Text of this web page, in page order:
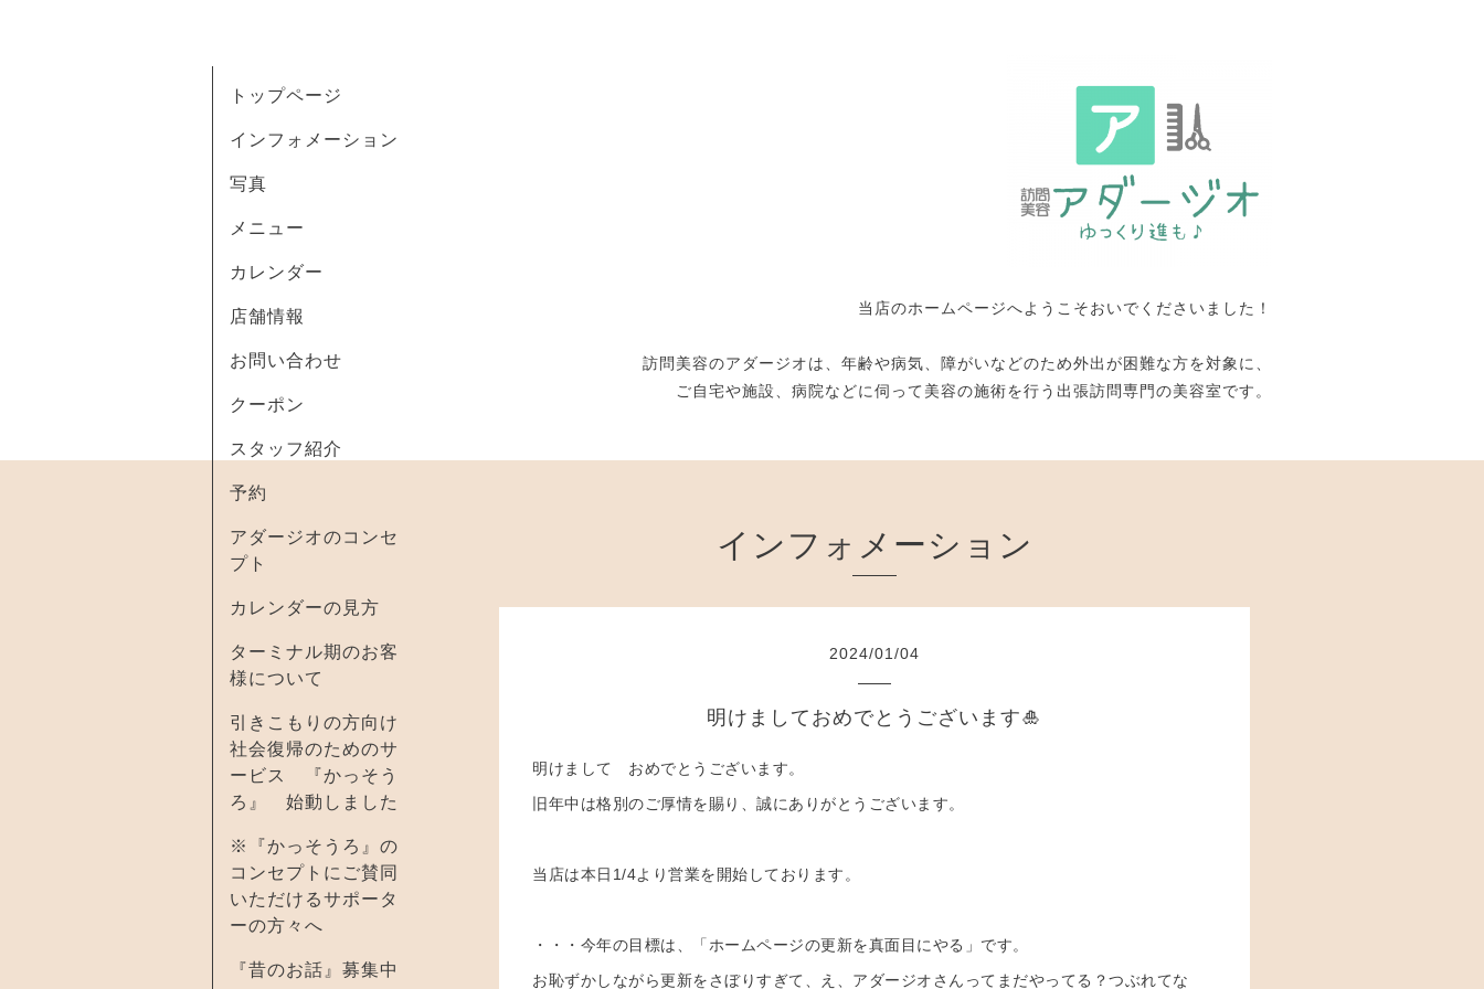
当店のホームページへようこそおいでくださいました！
訪問美容のアダージオは、年齢や病気、障がいなどのため外出が困難な方を対象に、
ご自宅や施設、病院などに伺って美容の施術を行う出張訪問専門の美容室です。
トップページ
インフォメーション
写真
メニュー
カレンダー
店舗情報
お問い合わせ
クーポン
スタッフ紹介
予約
アダージオのコンセ
プト
カレンダーの見方
ターミナル期のお客
様について
引きこもりの方向け
社会復帰のためのサ
ービス 『かっそう
ろ』 始動しました
※『かっそうろ』の
コンセプトにご賛同
いただけるサポータ
ーの方々へ
『昔のお話』募集中
インフォメーション
2024/01 /04
明けましておめでとうございます🎍
明けまして おめでとうございます。
旧年中は格別のご厚情を賜り、誠にありがとうございます。
当店は本日1/4より営業を開始しております。
・・・今年の目標は、「ホームページの更新を真面目にやる」です。
お恥ずかしながら更新をさぼりすぎて、え、アダージオさんってまだやってる？つぶれてな